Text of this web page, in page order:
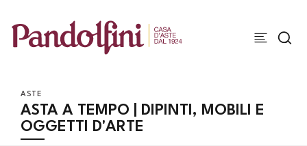
ASTE
ASTA A TEMPO | DIPINTI, MOBILI E
OGGETTI D'ARTE